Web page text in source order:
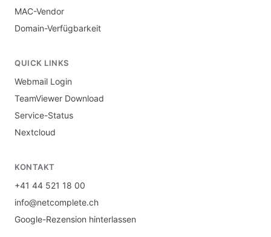
MAC-Vendor
Domain-Verfügbarkeit
QUICK LINKS
Webmail Login
TeamViewer Download
Service-Status
Nextcloud
KONTAKT
+41 44 521 18 00
info@netcomplete.ch
Google-Rezension hinterlassen